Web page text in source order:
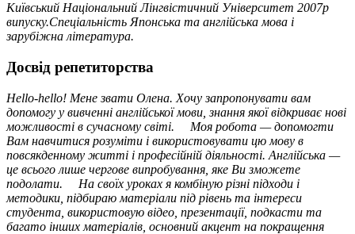
Київський Національний Лінгвістичний Університет 2007р
випуску.Спеціальність Японська та англійська мова і
зарубіжна література.
Досвід репетиторства
Hello-hello! Мене звати Олена. Хочу запропонувати вам
допомогу у вивченні англійської мови, знання якої відкриває нові
можливості в сучасному світі. Моя робота — допомогти
Вам навчитися розуміти і використовувати цю мову в
повсякденному житті і професійній діяльності. Англійська —
це всього лише чергове випробування, яке Ви зможете
подолати. На своїх уроках я комбіную різні підходи і
методики, підбираю матеріали під рівень та інтереси
студента, використовую відео, презентації, подкасти та
багато інших матеріалів, основний акцент на покращення